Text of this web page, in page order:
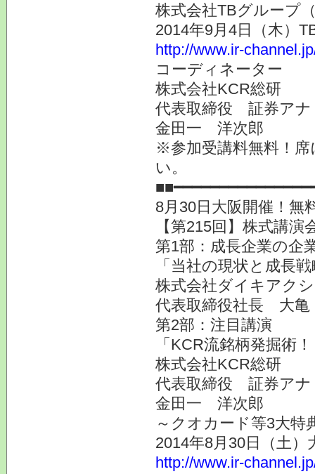
株式会社TBグループ
2014年9月4日（木）
http://www.ir-
コーディネーター
株式会社KCR総研
代表取締役 証券アナ
金田一 洋次郎
※参加受講料無料！
い。
8月30日大阪開催！無
【第215回】株式講
第1部：成長企業の企
「当社の現状と成長
株式会社ダイキアク
代表取締役社長 大
第2部：注目講演
「KCR流銘柄発掘術
株式会社KCR総研
代表取締役 証券アナ
金田一 洋次郎
～クオカード等3大特
2014年8月30日（土
http://www.ir-